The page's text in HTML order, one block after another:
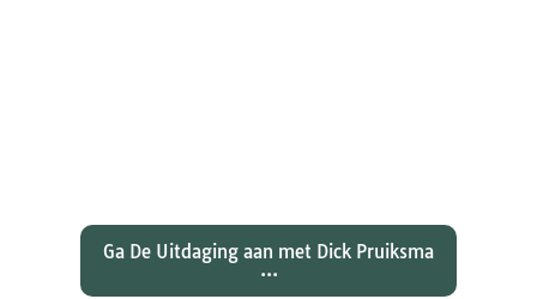
Ga De Uitdaging aan met Dick Pruiksma
...